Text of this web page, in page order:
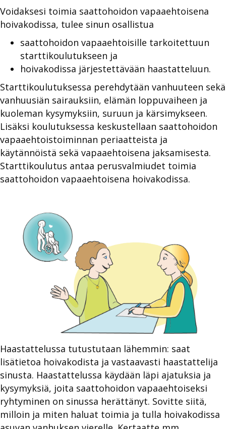
Voidaksesi toimia saattohoidon vapaaehtoisena
hoivakodissa, tulee sinun osallistua
saattohoidon vapaaehtoisille tarkoitettuun
starttikoulutukseen ja
hoivakodissa järjestettävään haastatteluun.
Starttikoulutuksessa perehdytään vanhuuteen sekä
vanhuusiän sairauksiin, elämän loppuvaiheen ja
kuoleman kysymyksiin, suruun ja kärsimykseen.
Lisäksi koulutuksessa keskustellaan saattohoidon
vapaaehtoistoiminnan periaatteista ja
käytännöistä sekä vapaaehtoisena jaksamisesta.
Starttikoulutus antaa perusvalmiudet toimia
saattohoidon vapaaehtoisena hoivakodissa.
Haastattelussa tutustutaan lähemmin: saat
lisätietoa hoivakodista ja vastaavasti haastattelija
sinusta. Haastattelussa käydään läpi ajatuksia ja
kysymyksiä, joita saattohoidon vapaaehtoiseksi
ryhtyminen on sinussa herättänyt. Sovitte siitä,
milloin ja miten haluat toimia ja tulla hoivakodissa